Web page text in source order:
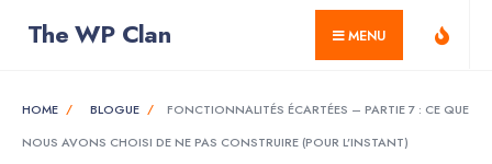
The WP Clan MENU
HOME BLOGUE
FONCTIONNALITÉS ÉCARTÉES – PARTIE 7 : CE QUE
NOUS AVONS CHOISI DE NE PAS CONSTRUIRE (POUR L’INSTANT)